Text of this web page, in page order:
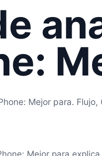
Mejor para.
Mejor para